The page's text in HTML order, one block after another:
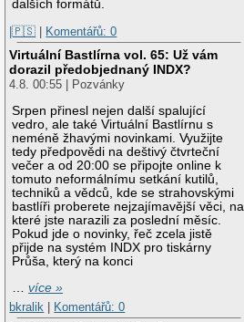
dalších formátů.
|🇵🇸 | Komentářů: 0
Virtuální Bastlírna vol. 65: Už vám
dorazil předobjednaný INDX?
4.8. 00:55 | Pozvánky
Srpen přinesl nejen další spalující
vedro, ale také Virtuální Bastlírnu s
neméně žhavými novinkami. Využijte
tedy předpovědi na deštivý čtvrteční
večer a od 20:00 se připojte online k
tomuto neformálnímu setkání kutilů,
techniků a vědců, kde se strahovskými
bastlíři proberete nejzajímavější věci, na
které jste narazili za poslední měsíc.
Pokud jde o novinky, řeč zcela jistě
přijde na systém INDX pro tiskárny
Průša, který na konci
…více »
bkralik
Komentářů: 0